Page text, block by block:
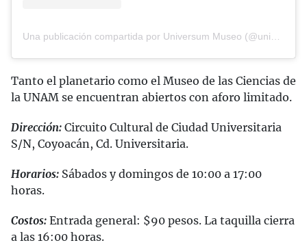
Tanto el planetario como el Museo de las Ciencias de
la UNAM se encuentran abiertos con aforo limitado.
Dirección: Circuito Cultural de Ciudad Universitaria
S/N, Coyoacán, Cd. Universitaria.
Horarios: Sábados y domingos de 10:00 a 17:00
horas.
Costos: Entrada general: $90 pesos. La taquilla cierra
a las 16:00 horas.